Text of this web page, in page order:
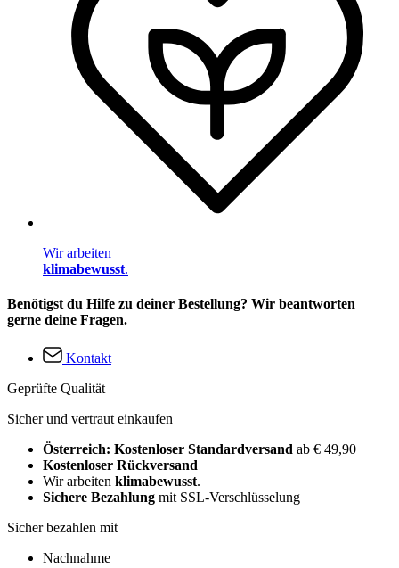
Wir arbeiten
klimabewusst.
Benötigst du Hilfe zu deiner Bestellung? Wir beantworten
gerne deine Fragen.
Kontakt
Geprüfte Qualität
Sicher und vertraut einkaufen
Österreich: Kostenloser Standardversand ab € 49,90
Kostenloser Rückversand
Wir arbeiten klimabewusst.
Sichere Bezahlung mit SSL-Verschlüsselung
Sicher bezahlen mit
Nachnahme